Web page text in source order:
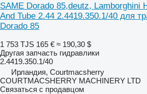
SAME Dorado 85,deutz, Lamborghini
And Tube 2.44 2.4419.350.1/40 для
Dorado 85
1 753 TJS 165 € ≈ 190,30 $
Другая запчасть гидравлики
2.4419.350.1/40
Ирландия, Courtmacsherry
COURTMACSHERRY MACHINERY LTD
Связаться с продавцом